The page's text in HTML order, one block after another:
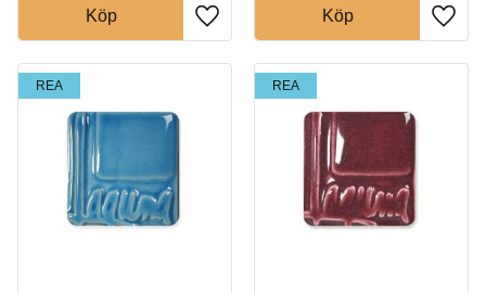
Lägg till i favoriter
Köp
Lägg
Köp
REA REA